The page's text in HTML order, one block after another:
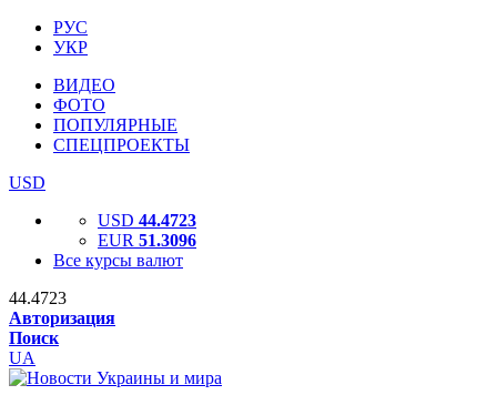
РУС
УКР
ВИДЕО
ФОТО
ПОПУЛЯРНЫЕ
СПЕЦПРОЕКТЫ
USD
USD 44.4723
EUR 51.3096
Все курсы валют
44.4723
Авторизация
Поиск
UA